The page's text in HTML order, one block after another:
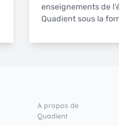
enseignements de
Quadient sous la
A propos de
Quadient